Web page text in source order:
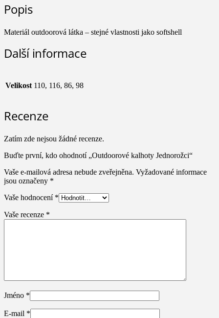
Popis
Materiál outdoorová látka – stejné vlastnosti jako softshell
Další informace
Velikost 110, 116, 86, 98
Recenze
Zatím zde nejsou žádné recenze.
Buďte první, kdo ohodnotí „Outdoorové kalhoty Jednorožci“
Vaše e-mailová adresa nebude zveřejněna. Vyžadované informace
jsou označeny *
Vaše hodnocení *
Vaše recenze *
Jméno *
E-mail *